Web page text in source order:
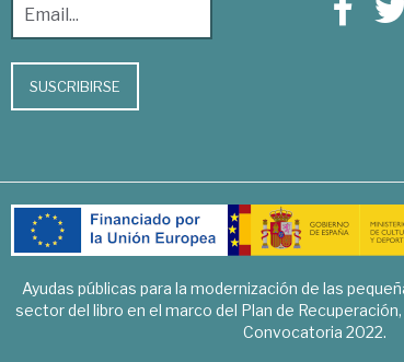
SUSCRIBIRSE
Ayudas públicas para la modernización de las
sector del libro en el marco del Plan de
Convocatoria 2022.